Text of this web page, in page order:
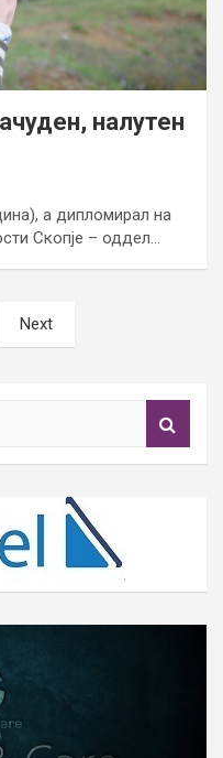
налутен
а дипломирал на
Скопје – оддел…
Next